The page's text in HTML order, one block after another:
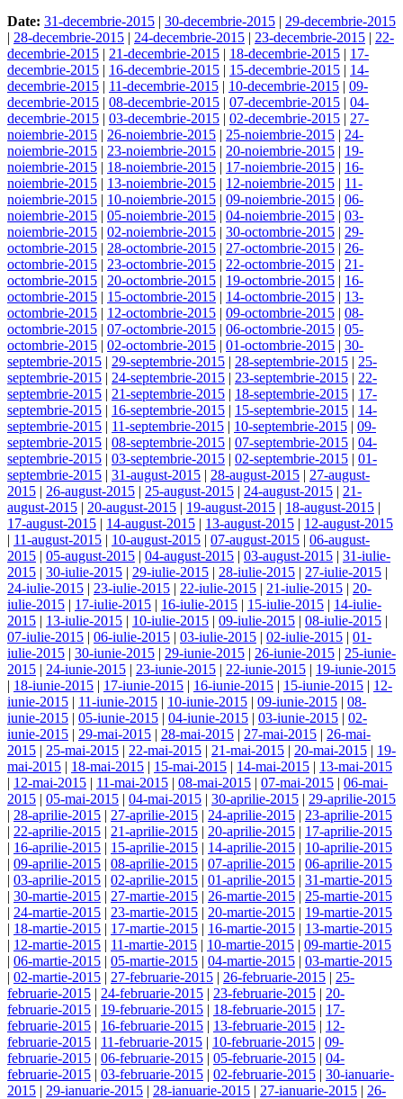
Date: 31-decembrie-2015 | 30-decembrie-2015 | 29-decembrie-2015
| 28-decembrie-2015 | 24-decembrie-2015 | 23-decembrie-2015 | 22-
decembrie-2015 | 21-decembrie-2015 | 18-decembrie-2015 | 17-
decembrie-2015 | 16-decembrie-2015 | 15-decembrie-2015 | 14-
decembrie-2015 | 11-decembrie-2015 | 10-decembrie-2015 | 09-
decembrie-2015 | 08-decembrie-2015 | 07-decembrie-2015 | 04-
decembrie-2015 | 03-decembrie-2015 | 02-decembrie-2015 | 27-
noiembrie-2015 | 26-noiembrie-2015 | 25-noiembrie-2015 | 24-
noiembrie-2015 | 23-noiembrie-2015 | 20-noiembrie-2015 | 19-
noiembrie-2015 | 18-noiembrie-2015 | 17-noiembrie-2015 | 16-
noiembrie-2015 | 13-noiembrie-2015 | 12-noiembrie-2015 | 11-
noiembrie-2015 | 10-noiembrie-2015 | 09-noiembrie-2015 | 06-
noiembrie-2015 | 05-noiembrie-2015 | 04-noiembrie-2015 | 03-
noiembrie-2015 | 02-noiembrie-2015 | 30-octombrie-2015 | 29-
octombrie-2015 | 28-octombrie-2015 | 27-octombrie-2015 | 26-
octombrie-2015 | 23-octombrie-2015 | 22-octombrie-2015 | 21-
octombrie-2015 | 20-octombrie-2015 | 19-octombrie-2015 | 16-
octombrie-2015 | 15-octombrie-2015 | 14-octombrie-2015 | 13-
octombrie-2015 | 12-octombrie-2015 | 09-octombrie-2015 | 08-
octombrie-2015 | 07-octombrie-2015 | 06-octombrie-2015 | 05-
octombrie-2015 | 02-octombrie-2015 | 01-octombrie-2015 | 30-
septembrie-2015 | 29-septembrie-2015 | 28-septembrie-2015 | 25-
septembrie-2015 | 24-septembrie-2015 | 23-septembrie-2015 | 22-
septembrie-2015 | 21-septembrie-2015 | 18-septembrie-2015 | 17-
septembrie-2015 | 16-septembrie-2015 | 15-septembrie-2015 | 14-
septembrie-2015 | 11-septembrie-2015 | 10-septembrie-2015 | 09-
septembrie-2015 | 08-septembrie-2015 | 07-septembrie-2015 | 04-
septembrie-2015 | 03-septembrie-2015 | 02-septembrie-2015 | 01-
septembrie-2015 | 31-august-2015 | 28-august-2015 | 27-august-
2015 | 26-august-2015 | 25-august-2015 | 24-august-2015 | 21-
august-2015 | 20-august-2015 | 19-august-2015 | 18-august-2015 |
17-august-2015 | 14-august-2015 | 13-august-2015 | 12-august-2015
| 11-august-2015 | 10-august-2015 | 07-august-2015 | 06-august-
2015 | 05-august-2015 | 04-august-2015 | 03-august-2015 | 31-iulie-
2015 | 30-iulie-2015 | 29-iulie-2015 | 28-iulie-2015 | 27-iulie-2015 |
24-iulie-2015 | 23-iulie-2015 | 22-iulie-2015 | 21-iulie-2015 | 20-
iulie-2015 | 17-iulie-2015 | 16-iulie-2015 | 15-iulie-2015 | 14-iulie-
2015 | 13-iulie-2015 | 10-iulie-2015 | 09-iulie-2015 | 08-iulie-2015 |
07-iulie-2015 | 06-iulie-2015 | 03-iulie-2015 | 02-iulie-2015 | 01-
iulie-2015 | 30-iunie-2015 | 29-iunie-2015 | 26-iunie-2015 | 25-iunie-
2015 | 24-iunie-2015 | 23-iunie-2015 | 22-iunie-2015 | 19-iunie-2015
| 18-iunie-2015 | 17-iunie-2015 | 16-iunie-2015 | 15-iunie-2015 | 12-
iunie-2015 | 11-iunie-2015 | 10-iunie-2015 | 09-iunie-2015 | 08-
iunie-2015 | 05-iunie-2015 | 04-iunie-2015 | 03-iunie-2015 | 02-
iunie-2015 | 29-mai-2015 | 28-mai-2015 | 27-mai-2015 | 26-mai-
2015 | 25-mai-2015 | 22-mai-2015 | 21-mai-2015 | 20-mai-2015 | 19-
mai-2015 | 18-mai-2015 | 15-mai-2015 | 14-mai-2015 | 13-mai-2015
| 12-mai-2015 | 11-mai-2015 | 08-mai-2015 | 07-mai-2015 | 06-mai-
2015 | 05-mai-2015 | 04-mai-2015 | 30-aprilie-2015 | 29-aprilie-2015
| 28-aprilie-2015 | 27-aprilie-2015 | 24-aprilie-2015 | 23-aprilie-2015
| 22-aprilie-2015 | 21-aprilie-2015 | 20-aprilie-2015 | 17-aprilie-2015
| 16-aprilie-2015 | 15-aprilie-2015 | 14-aprilie-2015 | 10-aprilie-2015
| 09-aprilie-2015 | 08-aprilie-2015 | 07-aprilie-2015 | 06-aprilie-2015
| 03-aprilie-2015 | 02-aprilie-2015 | 01-aprilie-2015 | 31-martie-2015
| 30-martie-2015 | 27-martie-2015 | 26-martie-2015 | 25-martie-2015
| 24-martie-2015 | 23-martie-2015 | 20-martie-2015 | 19-martie-2015
| 18-martie-2015 | 17-martie-2015 | 16-martie-2015 | 13-martie-2015
| 12-martie-2015 | 11-martie-2015 | 10-martie-2015 | 09-martie-2015
| 06-martie-2015 | 05-martie-2015 | 04-martie-2015 | 03-martie-2015
| 02-martie-2015 | 27-februarie-2015 | 26-februarie-2015 | 25-
februarie-2015 | 24-februarie-2015 | 23-februarie-2015 | 20-
februarie-2015 | 19-februarie-2015 | 18-februarie-2015 | 17-
februarie-2015 | 16-februarie-2015 | 13-februarie-2015 | 12-
februarie-2015 | 11-februarie-2015 | 10-februarie-2015 | 09-
februarie-2015 | 06-februarie-2015 | 05-februarie-2015 | 04-
februarie-2015 | 03-februarie-2015 | 02-februarie-2015 | 30-ianuarie-
2015 | 29-ianuarie-2015 | 28-ianuarie-2015 | 27-ianuarie-2015 | 26-